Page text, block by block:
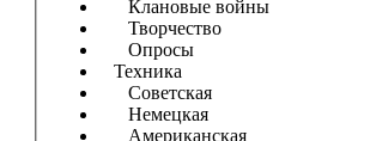
Клановые войны
Творчество
Опросы
Техника
Советская
Немецкая
Американская